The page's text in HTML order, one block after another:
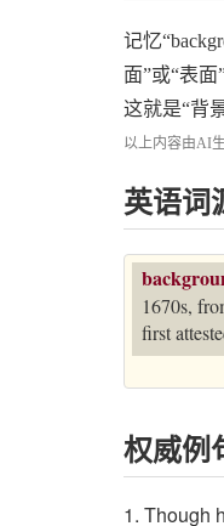
记忆
面”或“表
这就是“背
以上内容由AI
英语词
1670s,
first
权威例
1. Though